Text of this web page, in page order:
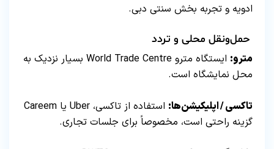
ادویه و تجربه بخش سنتی دبی.
حمل‌ونقل محلی و تردد
مترو:
ایستگاه مترو World Trade Centre بسیار نزدیک به
محل نمایشگاه است.
تاکسی / اپلیکیشن‌ها:
استفاده از تاکسی، Uber یا Careem
گزینه راحتی است، مخصوصاً برای جلسات تجاری.